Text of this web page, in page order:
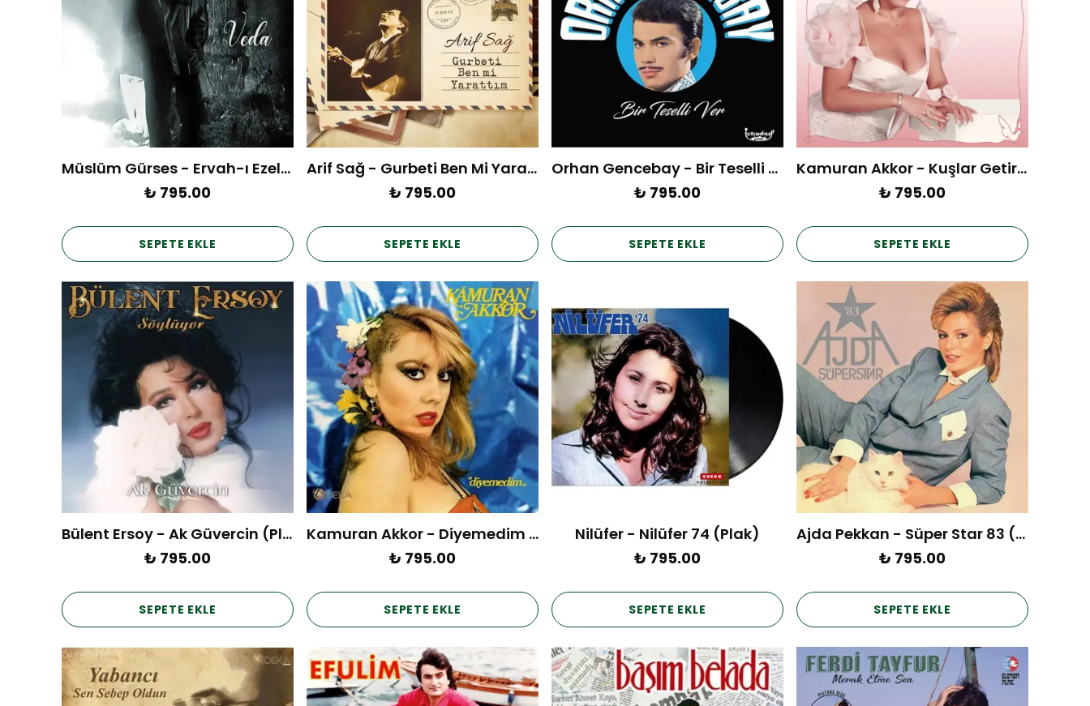
Müslüm Gürses - Ervah-ı Ezelde / Veda (Plak)
₺ 795.00
SEPETE EKLE
Arif Sağ - Gurbeti Ben Mi Yarattım (Plak)
₺ 795.00
SEPETE EKLE
Orhan Gencebay - Bir Teselli Ver (Plak)
₺ 795.00
SEPETE EKLE
Kamuran Akkor - Kuşlar Getirir Sesini (Plak)
₺ 795.00
SEPETE EKLE
Bülent Ersoy - Ak Güvercin (Plak)
₺ 795.00
SEPETE EKLE
Kamuran Akkor - Diyemedim (Plak)
₺ 795.00
SEPETE EKLE
Nilüfer - Nilüfer 74 (Plak)
₺ 795.00
SEPETE EKLE
Ajda Pekkan - Süper Star 83 (Plak)
₺ 795.00
SEPETE EKLE